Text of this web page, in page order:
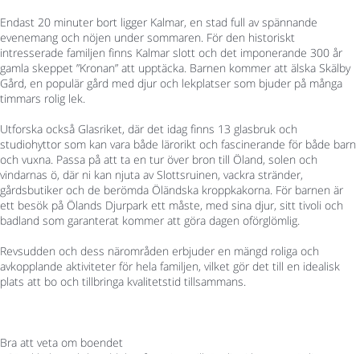
Endast 20 minuter bort ligger Kalmar, en stad full av spännande
evenemang och nöjen under sommaren. För den historiskt
intresserade familjen finns Kalmar slott och det imponerande 300 år
gamla skeppet ”Kronan” att upptäcka. Barnen kommer att älska Skälby
Gård, en populär gård med djur och lekplatser som bjuder på många
timmars rolig lek.
Utforska också Glasriket, där det idag finns 13 glasbruk och
studiohyttor som kan vara både lärorikt och fascinerande för både barn
och vuxna. Passa på att ta en tur över bron till Öland, solen och
vindarnas ö, där ni kan njuta av Slottsruinen, vackra stränder,
gårdsbutiker och de berömda Öländska kroppkakorna. För barnen är
ett besök på Ölands Djurpark ett måste, med sina djur, sitt tivoli och
badland som garanterat kommer att göra dagen oförglömlig.
Revsudden och dess närområden erbjuder en mängd roliga och
avkopplande aktiviteter för hela familjen, vilket gör det till en idealisk
plats att bo och tillbringa kvalitetstid tillsammans.
Bra att veta om boendet